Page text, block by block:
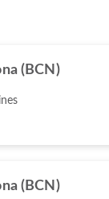
(BCN)
(BCN)